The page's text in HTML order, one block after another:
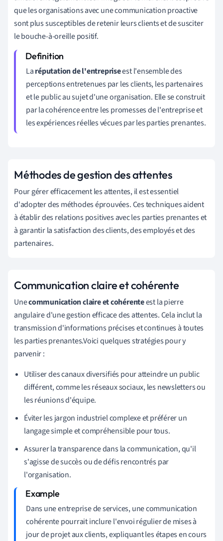
que les organisations avec une communication proactive
sont plus susceptibles de retenir leurs clients et de susciter
le bouche-à-oreille positif.
Laréputation de l'entrepriseest l'ensemble des
perceptions entretenues par les clients, les partenaires
et le public au sujet d'une organisation. Elle se construit
par la cohérence entre les promesses de l'entreprise et
les expériences réelles vécues par les parties prenantes.
Méthodes de gestion des attentes
Pour gérer efficacement les attentes, il est essentiel
d'adopter des méthodes éprouvées. Ces techniques aident
à établir des relations positives avec les parties prenantes et
à garantir la satisfaction des clients, des employés et des
partenaires.
Communication claire et cohérente
Unecommunication claire et cohérenteest la pierre
angulaire d'une gestion efficace des attentes. Cela inclut la
transmission d'informations précises et continues à toutes
les parties prenantes.Voici quelques stratégies pour y
parvenir :
Utiliser des canaux diversifiés pour atteindre un public
différent, comme les réseaux sociaux, les newsletters ou
les réunions d'équipe.
Éviter les jargon industriel complexe et préférer un
langage simple et compréhensible pour tous.
Assurer la transparence dans la communication, qu'il
s'agisse de succès ou de défis rencontrés par
l'organisation.
Dans une entreprise de services, une communication
cohérente pourrait inclure l'envoi régulier de mises à
jour de projet aux clients, expliquant les étapes en cours